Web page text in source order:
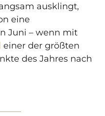
ausklingt,
eine
Juni – wenn mit
einer der größten
des Jahres nach